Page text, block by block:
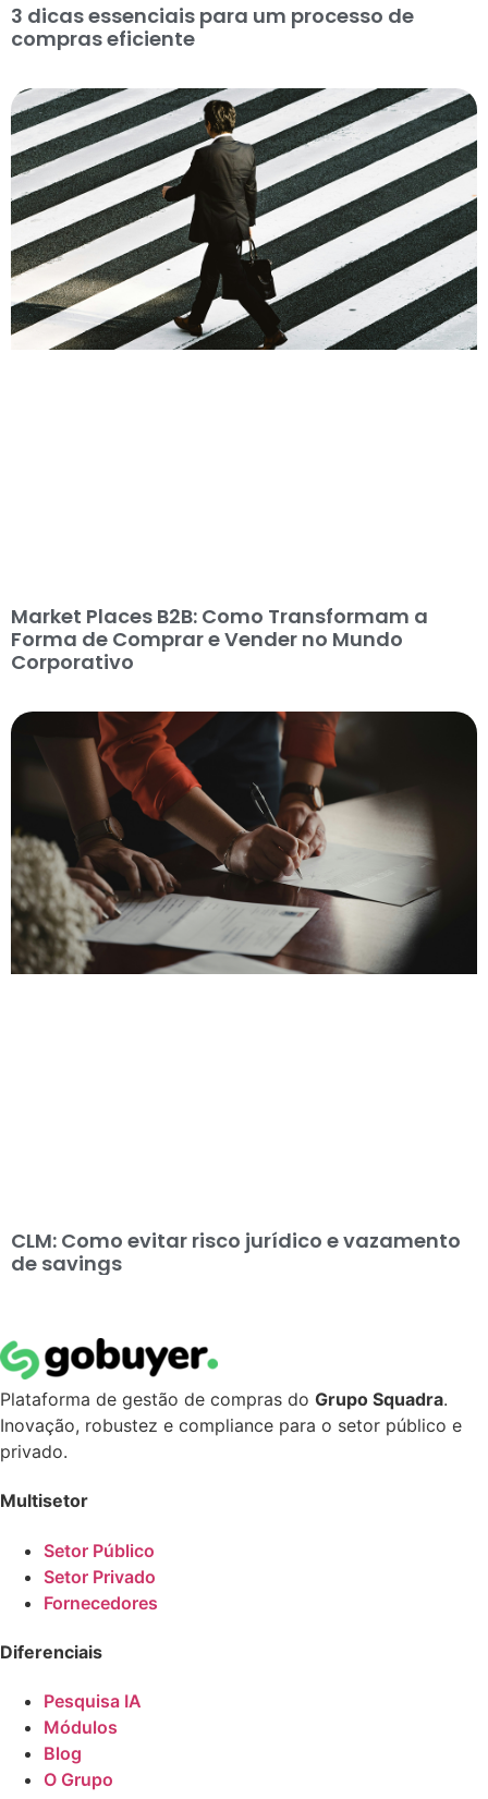
3 dicas essenciais para um processo de
compras eficiente
Market Places B2B: Como Transformam a
Forma de Comprar e Vender no Mundo
Corporativo
CLM: Como evitar risco jurídico e vazamento
de savings
Plataforma de gestão de compras do Grupo Squadra.
Inovação, robustez e compliance para o setor público e
privado.
Multisetor
Setor Público
Setor Privado
Fornecedores
Diferenciais
Pesquisa IA
Módulos
Blog
O Grupo